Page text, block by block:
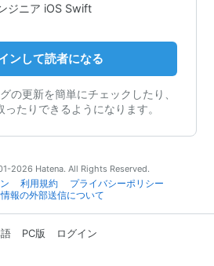
ジニア iOS Swift
ンして読者になる
の更新を簡単にチェックしたり、
たりできるようになります。
2026 Hatena. All Rights Reserved.
利用規約
プライバシーポリシー
報の外部送信について
PC版 ログイン